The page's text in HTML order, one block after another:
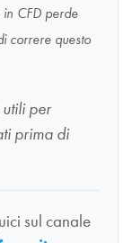
CFD perde
correre questo
per
prima di
sul canale